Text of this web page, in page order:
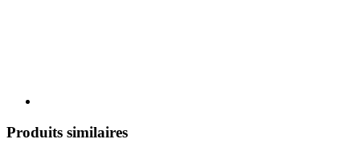
Produits similaires